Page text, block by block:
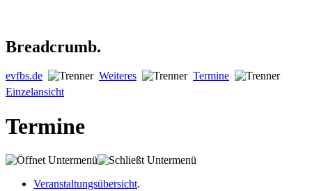
Breadcrumb.
evfbs.de Weiteres
Termine
Einzelansicht
Termine
Veranstaltungsübersicht.